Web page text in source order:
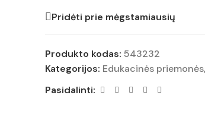
Pridėti prie mėgstamiausių
Produkto kodas: 543232
Kategorijos: Edukacinės priemonės,
Pasidalinti: